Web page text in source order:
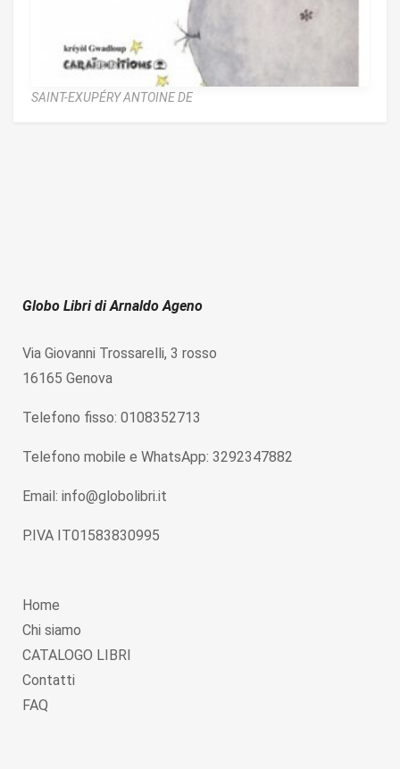
SAINT-EXUPÉRY ANTOINE DE
Globo Libri di Arnaldo Ageno
Via Giovanni Trossarelli, 3 rosso
16165 Genova
Telefono fisso: 0108352713
Telefono mobile e WhatsApp: 3292347882
Email: info@globolibri.it
P.IVA IT01583830995
Home
Chi siamo
CATALOGO LIBRI
Contatti
FAQ